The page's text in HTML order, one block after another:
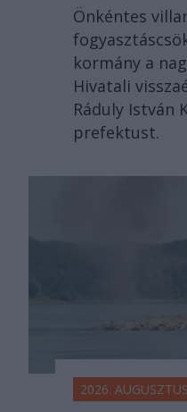
Önkéntes
kormány a
Hivatali
Ráduly István
prefektust.
2026.